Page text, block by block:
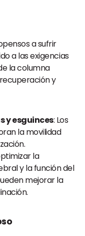
a sufrir
a las exigencias
la columna
y
y esguinces: Los
la movilidad
la
y la función del
mejorar la